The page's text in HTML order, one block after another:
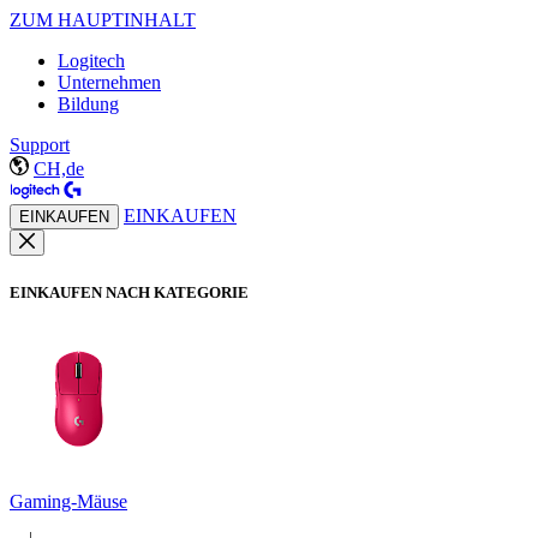
ZUM HAUPTINHALT
Logitech
Unternehmen
Bildung
Support
CH,de
EINKAUFEN EINKAUFEN
EINKAUFEN NACH KATEGORIE
Gaming-Mäuse